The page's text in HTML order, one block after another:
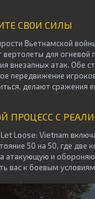
СВОИ СИЛЫ
Вьетнамской
для огневой
внезапных атак. Обе
передвижение
делают сражения
ПРОЦЕСС С
Loose: Vietnam
50 на 50, где
атакующую и
вас к боевым